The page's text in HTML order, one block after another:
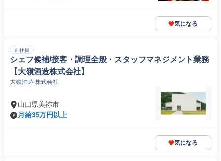
気になる
正社員
シェフ候補/接客・調理全般・スタッフマネジメント業務
【大嶺酒造株式会社】
大嶺酒造 株式会社
山口県美祢市
月給35万円以上
気になる